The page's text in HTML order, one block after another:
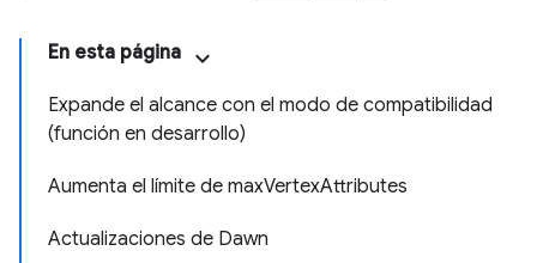
En esta página
Expande el alcance con el modo de compatibilidad
(función en desarrollo)
Aumenta el límite de maxVertexAttributes
Actualizaciones de Dawn